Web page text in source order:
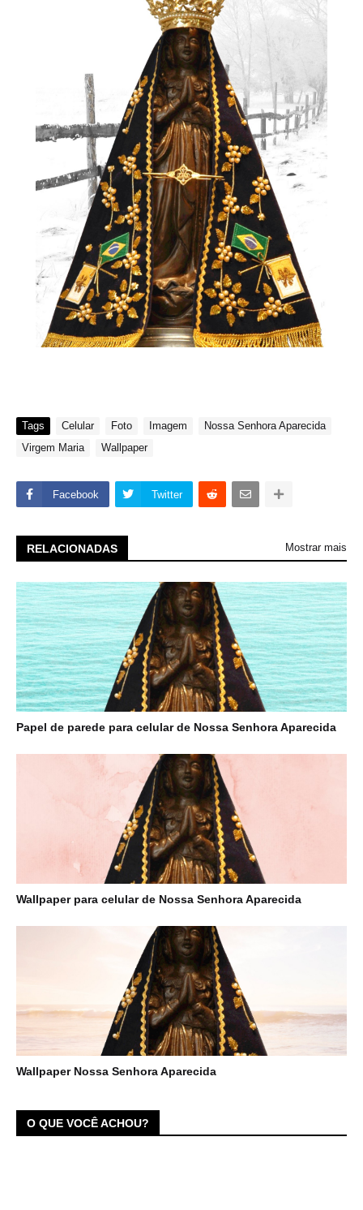
Tags Celular Foto Imagem
Nossa Senhora Aparecida
Virgem Maria
Wallpaper
Facebook Twitter
RELACIONADAS Mostrar mais
Papel de parede para celular de Nossa Senhora Aparecida
Wallpaper para celular de Nossa Senhora Aparecida
Wallpaper Nossa Senhora Aparecida
O QUE VOCÊ ACHOU?